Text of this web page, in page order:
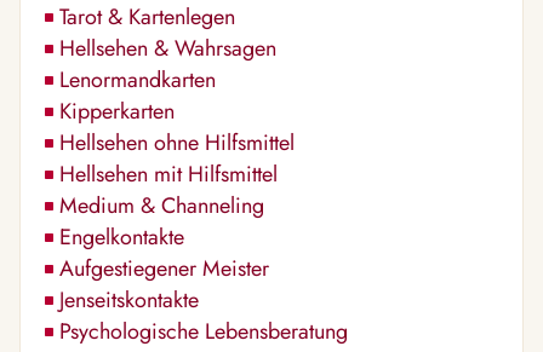
Tarot & Kartenlegen
Hellsehen & Wahrsagen
Lenormandkarten
Kipperkarten
Hellsehen ohne Hilfsmittel
Hellsehen mit Hilfsmittel
Medium & Channeling
Engelkontakte
Aufgestiegener Meister
Jenseitskontakte
Psychologische Lebensberatung